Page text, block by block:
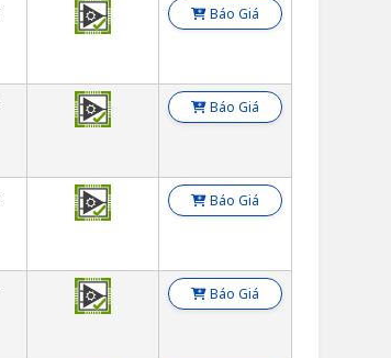
Báo Giá
Báo Giá
Báo Giá
Báo Giá